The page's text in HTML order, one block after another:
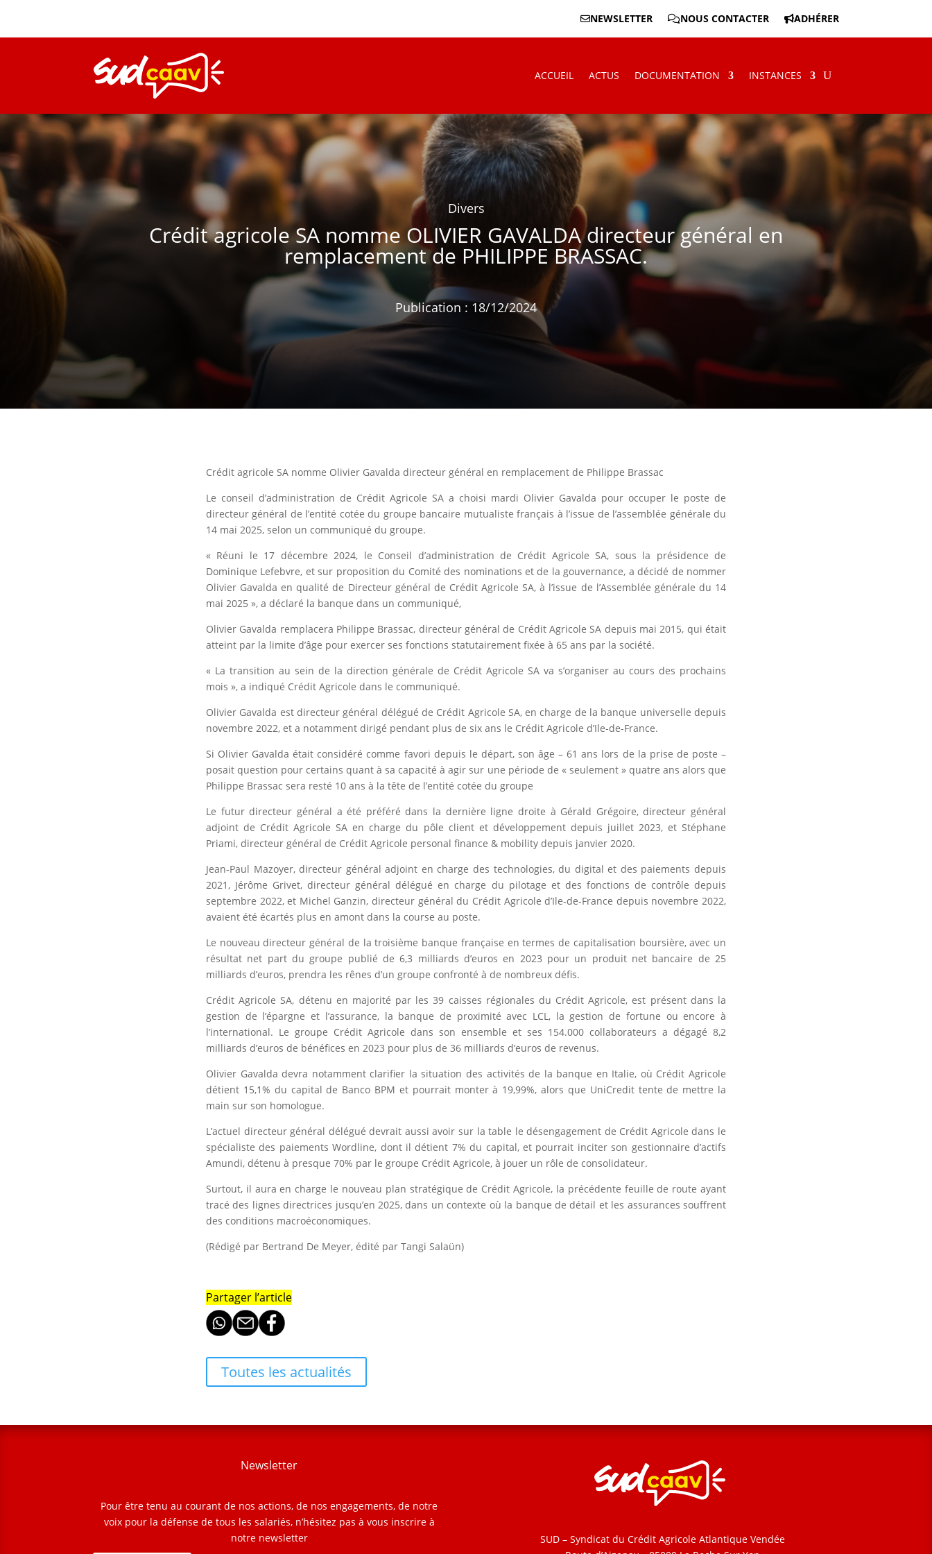
NEWSLETTER NOUS CONTACTER ADHÉRER
ACCUEIL ACTUS DOCUMENTATION INSTANCES
Divers
Crédit agricole SA nomme OLIVIER GAVALDA directeur général en
remplacement de PHILIPPE BRASSAC.
Publication : 18/12/2024
Crédit agricole SA nomme Olivier Gavalda directeur général en remplacement de Philippe Brassac
Le conseil d’administration de Crédit Agricole SA a choisi mardi Olivier Gavalda pour occuper le poste de
directeur général de l’entité cotée du groupe bancaire mutualiste français à l’issue de l’assemblée générale du
14 mai 2025, selon un communiqué du groupe.
« Réuni le 17 décembre 2024, le Conseil d’administration de Crédit Agricole SA, sous la présidence de
Dominique Lefebvre, et sur proposition du Comité des nominations et de la gouvernance, a décidé de nommer
Olivier Gavalda en qualité de Directeur général de Crédit Agricole SA, à l’issue de l’Assemblée générale du 14
mai 2025 », a déclaré la banque dans un communiqué,
Olivier Gavalda remplacera Philippe Brassac, directeur général de Crédit Agricole SA depuis mai 2015, qui était
atteint par la limite d’âge pour exercer ses fonctions statutairement fixée à 65 ans par la société.
« La transition au sein de la direction générale de Crédit Agricole SA va s’organiser au cours des prochains
mois », a indiqué Crédit Agricole dans le communiqué.
Olivier Gavalda est directeur général délégué de Crédit Agricole SA, en charge de la banque universelle depuis
novembre 2022, et a notamment dirigé pendant plus de six ans le Crédit Agricole d’Ile-de-France.
Si Olivier Gavalda était considéré comme favori depuis le départ, son âge – 61 ans lors de la prise de poste –
posait question pour certains quant à sa capacité à agir sur une période de « seulement » quatre ans alors que
Philippe Brassac sera resté 10 ans à la tête de l’entité cotée du groupe
Le futur directeur général a été préféré dans la dernière ligne droite à Gérald Grégoire, directeur général
adjoint de Crédit Agricole SA en charge du pôle client et développement depuis juillet 2023, et Stéphane
Priami, directeur général de Crédit Agricole personal finance & mobility depuis janvier 2020.
Jean-Paul Mazoyer, directeur général adjoint en charge des technologies, du digital et des paiements depuis
2021, Jérôme Grivet, directeur général délégué en charge du pilotage et des fonctions de contrôle depuis
septembre 2022, et Michel Ganzin, directeur général du Crédit Agricole d’Ile-de-France depuis novembre 2022,
avaient été écartés plus en amont dans la course au poste.
Le nouveau directeur général de la troisième banque française en termes de capitalisation boursière, avec un
résultat net part du groupe publié de 6,3 milliards d’euros en 2023 pour un produit net bancaire de 25
milliards d’euros, prendra les rênes d’un groupe confronté à de nombreux défis.
Crédit Agricole SA, détenu en majorité par les 39 caisses régionales du Crédit Agricole, est présent dans la
gestion de l’épargne et l’assurance, la banque de proximité avec LCL, la gestion de fortune ou encore à
l’international. Le groupe Crédit Agricole dans son ensemble et ses 154.000 collaborateurs a dégagé 8,2
milliards d’euros de bénéfices en 2023 pour plus de 36 milliards d’euros de revenus.
Olivier Gavalda devra notamment clarifier la situation des activités de la banque en Italie, où Crédit Agricole
détient 15,1% du capital de Banco BPM et pourrait monter à 19,99%, alors que UniCredit tente de mettre la
main sur son homologue.
L’actuel directeur général délégué devrait aussi avoir sur la table le désengagement de Crédit Agricole dans le
spécialiste des paiements Wordline, dont il détient 7% du capital, et pourrait inciter son gestionnaire d’actifs
Amundi, détenu à presque 70% par le groupe Crédit Agricole, à jouer un rôle de consolidateur.
Surtout, il aura en charge le nouveau plan stratégique de Crédit Agricole, la précédente feuille de route ayant
tracé des lignes directrices jusqu’en 2025, dans un contexte où la banque de détail et les assurances souffrent
des conditions macroéconomiques.
(Rédigé par Bertrand De Meyer, édité par Tangi Salaün)
Partager l’article
Toutes les actualités
Newsletter
Pour être tenu au courant de nos actions, de nos engagements, de notre
voix pour la défense de tous les salariés, n’hésitez pas à vous inscrire à
notre newsletter
SUD – Syndicat du Crédit Agricole Atlantique Vendée